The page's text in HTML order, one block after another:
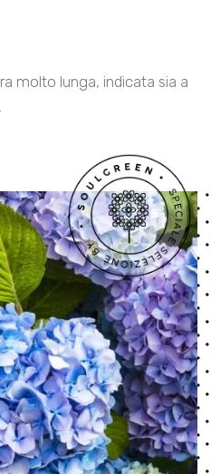
molto lunga, indicata sia a